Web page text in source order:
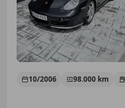
10/2006 98.000 km